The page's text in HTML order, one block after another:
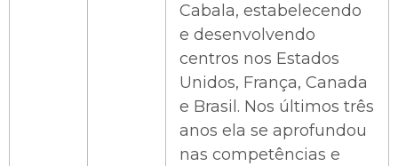
Cabala, estabelecendo
e desenvolvendo
centros nos Estados
Unidos, França, Canada
e Brasil. Nos últimos três
anos ela se aprofundou
nas competências e